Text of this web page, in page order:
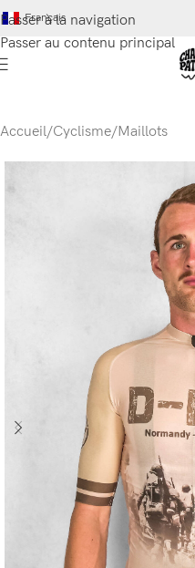
Passer à la navigation
Passer au contenu principal
Français
Accueil/Cyclisme/Maillots